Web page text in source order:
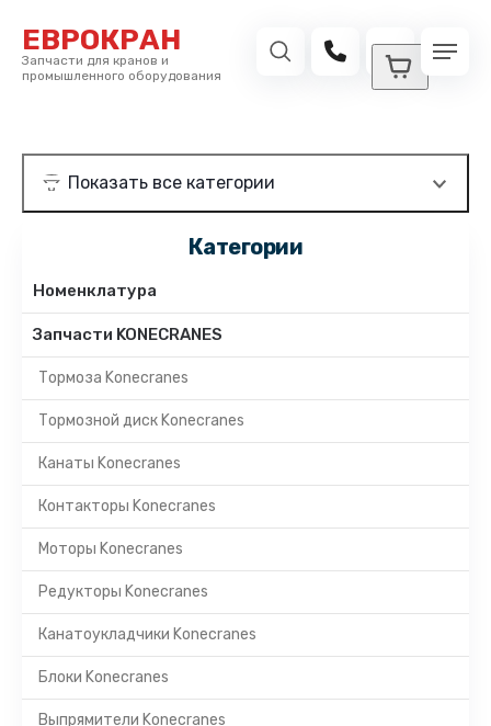
ЕВРОКРАН
Запчасти для кранов и
промышленного оборудования
Категории
Номенклатура
Запчасти KONECRANES
Тормоза Konecranes
Тормозной диск Konecranes
Канаты Konecranes
Контакторы Konecranes
Моторы Konecranes
Редукторы Konecranes
Канатоукладчики Konecranes
Блоки Konecranes
Выпрямители Konecranes